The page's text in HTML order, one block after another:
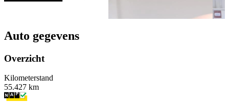
Auto gegevens
Overzicht
Kilometerstand
55.427 km